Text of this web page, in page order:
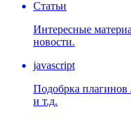
Статьи
Интересные
новости.
javascript
Подобрка плагинов
и т.д.